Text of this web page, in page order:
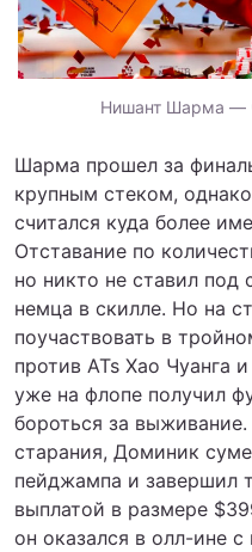
Нишант Шарма —
Шарма прошел за
крупным стеком,
считался куда более
Отставание по
но никто не ставил под
немца в скилле. Но на
поучаствовать в
против ATs Хао Чуанга
уже на флопе получил
бороться за
старания, Доминик
пейджампа и завершил
выплатой в размере
он оказался в олл-ине